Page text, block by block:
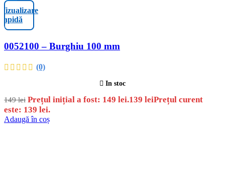
Vizualizare
rapidă
0052100 – Burghiu 100 mm
(0)
In stoc
149lei Prețul inițial a fost: 149 lei.139 leiPrețul curent
este: 139 lei.
Adaugă în coș